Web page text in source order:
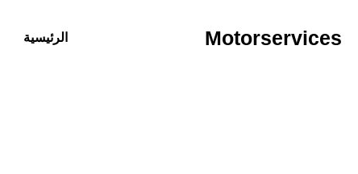
المحتوى
Motorservices الرئيسية